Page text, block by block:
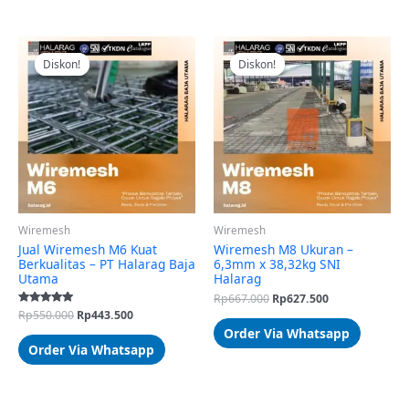
Diskon!
Diskon!
Wiremesh
Jual Wiremesh M6 Kuat
Berkualitas – PT Halarag Baja
Utama
Dinilai
5.00
dari 5
Rp550.000
Harga
aslinya
adalah:
Rp550.000.
Rp443.500
Harga
saat
ini
adalah:
Rp443.500.
Order Via Whatsapp
Diskon!
Diskon!
Wiremesh
Wiremesh M8 Ukuran –
6,3mm x 38,32kg SNI
Halarag
Rp667.000
Harga
aslinya
adalah:
Rp667.000.
Rp627.500
Harga
saat
ini
adalah:
Rp627.500.
Order Via Whatsapp